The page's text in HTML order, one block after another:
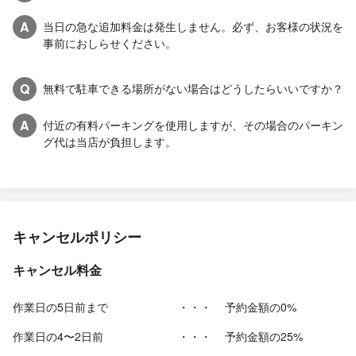
A
当日の急な追加料金は発生しません。必ず、お客様の状況を
事前におしらせください。
Q 無料で駐車できる場所がない場合はどうしたらいいですか？
A
付近の有料パーキングを使用しますが、その場合のパーキン
グ代は当店が負担します。
キャンセルポリシー
キャンセル料金
作業日の5日前まで ・・・
予約金額の0%
作業日の4〜2日前
・・・ 予約金額の25%